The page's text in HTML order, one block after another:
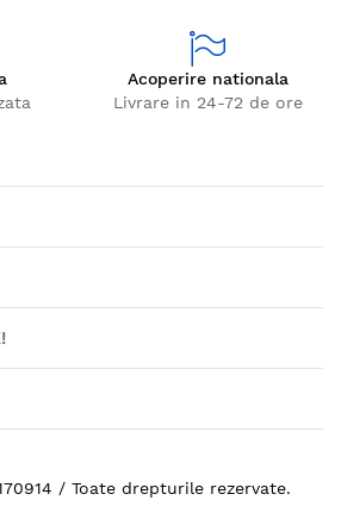
Acoperire nationala
Livrare in 24-72 de ore
/ Toate drepturile rezervate.